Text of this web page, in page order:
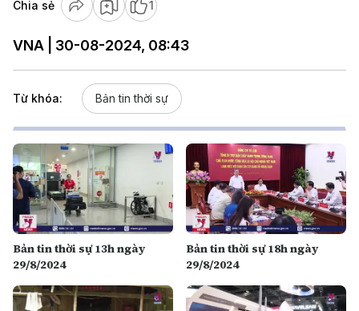
Chia sẻ 1
VNA | 30-08-2024, 08:43
Từ khóa: Bản tin thời sự
Bản tin thời sự 13h ngày
29/8/2024
Bản tin thời sự 18h ngày
29/8/2024